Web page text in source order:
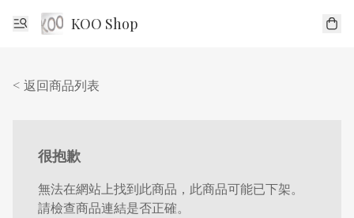
KOO Shop
< 返回商品列表
很抱歉
無法在網站上找到此商品，此商品可能已下架。
請檢查商品連結是否正確。